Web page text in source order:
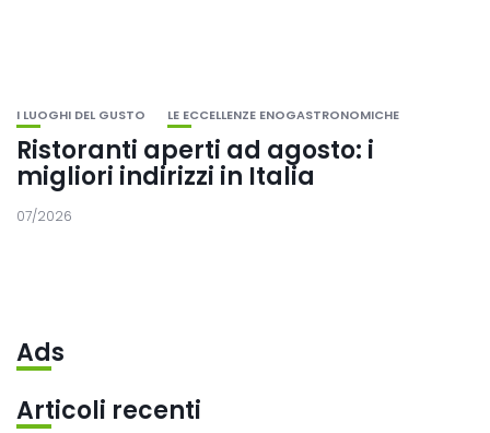
I LUOGHI DEL GUSTO LE ECCELLENZE ENOGASTRONOMICHE
Ristoranti aperti ad agosto: i
migliori indirizzi in Italia
07/2026
Ads
Articoli recenti